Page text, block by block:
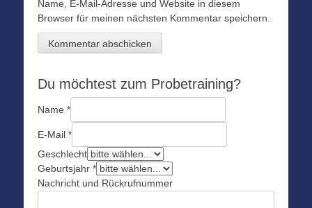
Name, E-Mail-Adresse und Website in diesem
Browser für meinen nächsten Kommentar speichern.
Du möchtest zum Probetraining?
Name *
E-Mail *
Geschlecht
Geburtsjahr *
Nachricht und Rückrufnummer